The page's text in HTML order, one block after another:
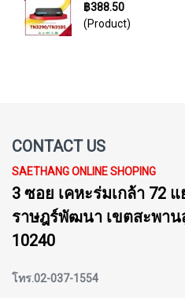
฿388.50
(Product)
CONTACT US
SAETHANG ONLINE SHOPING
3 ซอย เคหะร่มเกล้า 72
ราษฎร์พัฒนา เขตสะพาน
10240
โทร.02-037-1554